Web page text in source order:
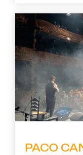
PACO